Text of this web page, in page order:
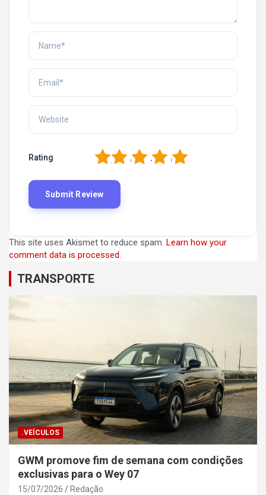
Rating 5
4
3
2
This site uses Akismet to reduce spam. Learn how your
comment data is processed.
TRANSPORTE
.VEÍCULOS
GWM promove fim de semana com condições
exclusivas para o Wey 07
15/07/2026 Redação